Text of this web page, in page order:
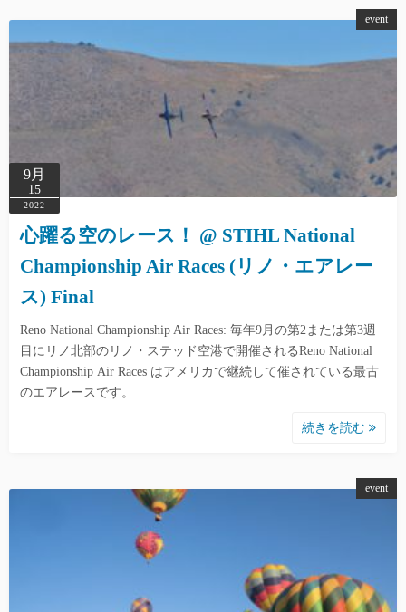
event
9月
15
2022
心躍る空のレース！ @ STIHL National
Championship Air Races (リノ・エアレー
ス) Final
Reno National Championship Air Races: 毎年9月の第2または第3週
目にリノ北部のリノ・ステッド空港で開催されるReno National
Championship Air Races はアメリカで継続して催されている最古
のエアレースです。
続きを読む
event